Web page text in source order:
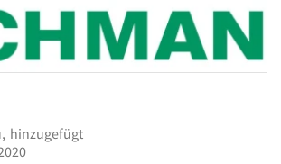
Schuhe GmbH & Co. KG
LogDaLu am 13. Dezember
hinzugefügt